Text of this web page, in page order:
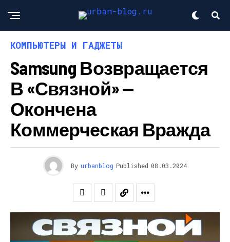
КОМПЬЮТЕРЫ И ГАДЖЕТЫ
Samsung Возвращается
В «Связной» —
Окончена
Коммерческая Вражда
By urbanblog Published 08.03.2024